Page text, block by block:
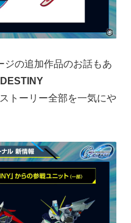
ジの追加作品のお話もあ
トーリー全部を一気にや